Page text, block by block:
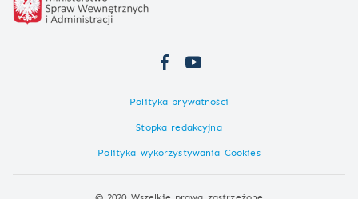
Polityka prywatności
Stopka redakcyjna
Polityka wykorzystywania Cookies